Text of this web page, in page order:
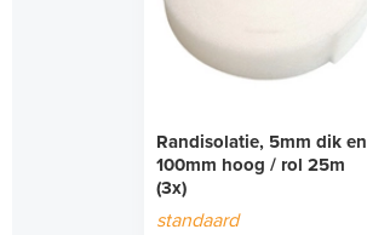
Randisolatie, 5mm dik en
100mm hoog / rol 25m
(3x)
standaard